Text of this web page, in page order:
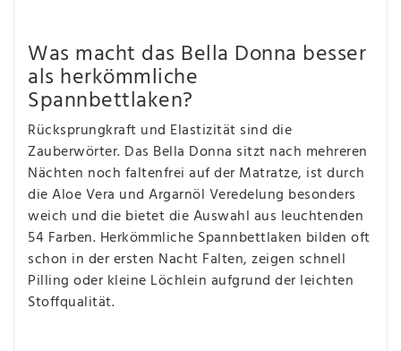
Was macht das Bella Donna besser
als herkömmliche
Spannbettlaken?
Rücksprungkraft und Elastizität sind die
Zauberwörter. Das Bella Donna sitzt nach mehreren
Nächten noch faltenfrei auf der Matratze, ist durch
die Aloe Vera und Argarnöl Veredelung besonders
weich und die bietet die Auswahl aus leuchtenden
54 Farben. Herkömmliche Spannbettlaken bilden oft
schon in der ersten Nacht Falten, zeigen schnell
Pilling oder kleine Löchlein aufgrund der leichten
Stoffqualität.